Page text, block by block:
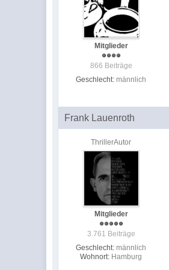
Mitglieder
866 Beiträge
Geschlecht: männlich
Frank Lauenroth
ThrillerAutor
Mitglieder
3.761 Beiträge
Geschlecht: männlich
Wohnort: Hamburg